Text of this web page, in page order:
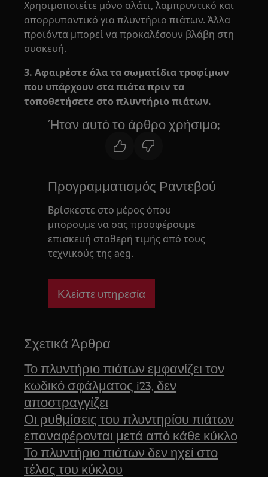
Χρησιμοποιείτε μόνο αλάτι, λαμπρυντικό και
απορρυπαντικό για πλυντήριο πιάτων. Άλλα
προϊόντα μπορεί να προκαλέσουν βλάβη στη
συσκευή.
3. Αφαιρέστε όλα τα σωματίδια τροφίμων
που υπάρχουν στα πιάτα πριν τα
τοποθετήσετε στο πλυντήριο πιάτων.
Ήταν αυτό το άρθρο χρήσιμο;
Προγραμματισμός Ραντεβού
Βρίσκεστε στο μέρος όπου
μπορουμε να σας προσφέρουμε
επισκευή σταθερή τιμής από τους
τεχνικούς της aeg.
Κλείστε υπηρεσία
Σχετικά Άρθρα
Το πλυντήριο πιάτων εμφανίζει τον
κωδικό σφάλματος i23, δεν
αποστραγγίζει
Οι ρυθμίσεις του πλυντηρίου πιάτων
επαναφέρονται μετά από κάθε κύκλο
Το πλυντήριο πιάτων δεν ηχεί στο
τέλος του κύκλου